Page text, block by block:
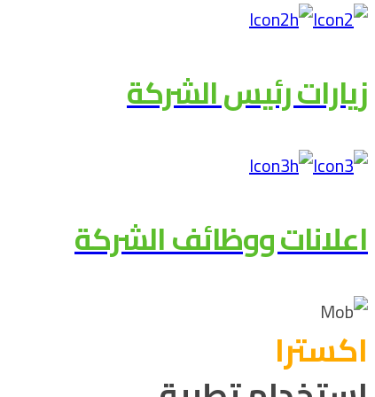
زيارات رئيس الشركة
اعلانات ووظائف الشركة
اکسترا